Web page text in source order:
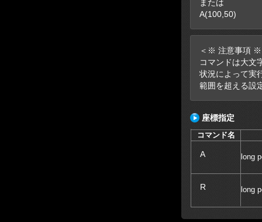
または
A(100,50)
＜※ 注意事項
コマンドは大文
状況によって実
範囲を超える設
座標指定
コマンド名
A long
R long